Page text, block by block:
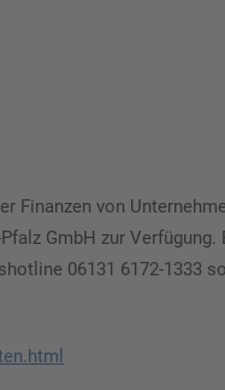
Finanzen von
GmbH zur
06131 6172-1333